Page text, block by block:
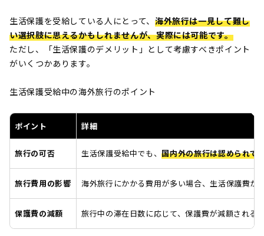
生活保護を受給している人にとって、 海外旅行は一見して難し
い選択肢に思えるかもしれませんが、実際には可能です。
ただし、「生活保護のデメリット」として考慮すべきポイント
がいくつかあります。
生活保護受給中の海外旅行のポイント
ポイント 詳細
旅行の可否 生活保護受給中でも、国内外の旅行は認められて
旅行費用の影響 海外旅行にかかる費用が多い場合、生活保護費が
保護費の減額 旅行中の滞在日数に応じて、保護費が減額される